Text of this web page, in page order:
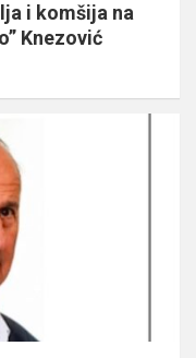
i komšija na
Knezović